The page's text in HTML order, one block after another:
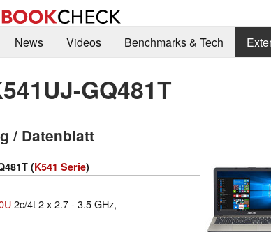
News Videos Benchmarks & Tech
GQ481T
/ Datenblatt
(K541 Serie)
2c/4t 2 x 2.7 - 3.5 GHz,